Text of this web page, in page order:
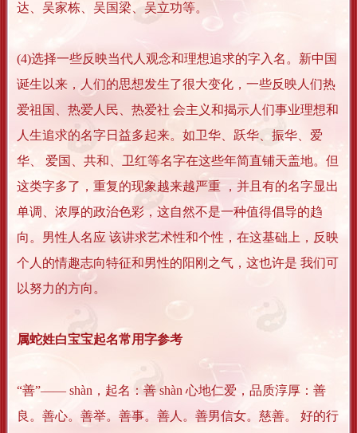
达、吴家栋、吴国梁、吴立功等。
(4)选择一些反映当代人观念和理想追求的字入名。新中国
诞生以来，人们的思想发生了很大变化，一些反映人们热
爱祖国、热爱人民、热爱社 会主义和揭示人们事业理想和
人生追求的名字日益多起来。如卫华、跃华、振华、爱
华、 爱国、共和、卫红等名字在这些年简直铺天盖地。但
这类字多了，重复的现象越来越严重 ，并且有的名字显出
单调、浓厚的政治色彩，这自然不是一种值得倡导的趋
向。男性人名应 该讲求艺术性和个性，在这基础上，反映
个人的情趣志向特征和男性的阳刚之气，这也许是 我们可
以努力的方向。
属蛇姓白宝宝起名常用字参考
“善”―― shàn，起名：善 shàn 心地仁爱，品质淳厚：善
良。善心。善举。善事。善人。善男信女。慈善。 好的行